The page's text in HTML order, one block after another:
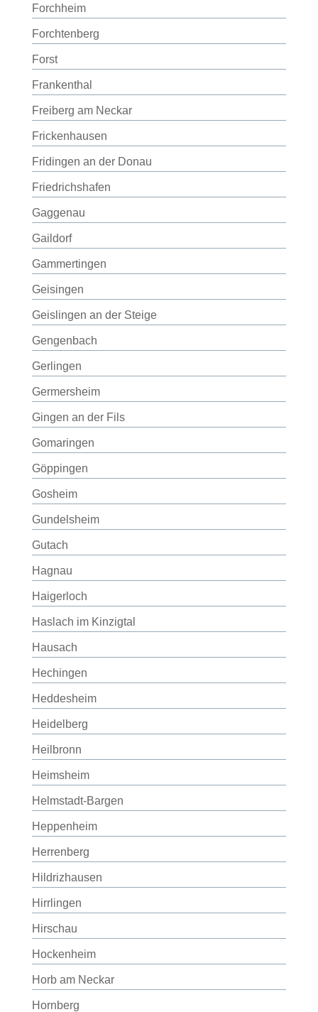
Forchheim
Forchtenberg
Forst
Frankenthal
Freiberg am Neckar
Frickenhausen
Fridingen an der Donau
Friedrichshafen
Gaggenau
Gaildorf
Gammertingen
Geisingen
Geislingen an der Steige
Gengenbach
Gerlingen
Germersheim
Gingen an der Fils
Gomaringen
Göppingen
Gosheim
Gundelsheim
Gutach
Hagnau
Haigerloch
Haslach im Kinzigtal
Hausach
Hechingen
Heddesheim
Heidelberg
Heilbronn
Heimsheim
Helmstadt-Bargen
Heppenheim
Herrenberg
Hildrizhausen
Hirrlingen
Hirschau
Hockenheim
Horb am Neckar
Hornberg